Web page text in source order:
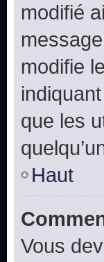
modifié
modifie
que les
Haut
Vous